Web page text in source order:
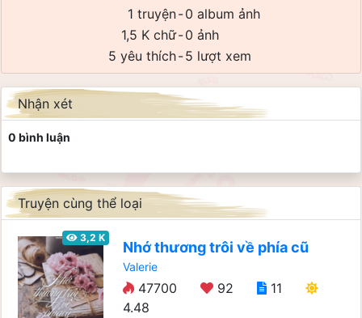
1 truyện-0 album ảnh
1,5 K chữ-0 ảnh
5 yêu thích-5 lượt xem
Nhận xét
0 bình luận
Truyện cùng thể loại
3,2 K
Nhớ thương trôi về phía cũ
Valerie
47700 92
11
4.48